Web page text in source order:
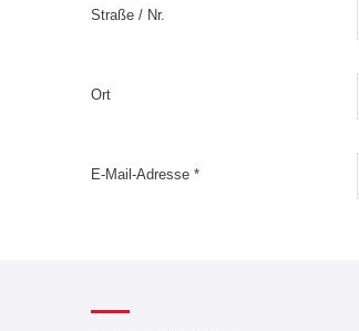
Straße / Nr.
Ort
E-Mail-Adresse *